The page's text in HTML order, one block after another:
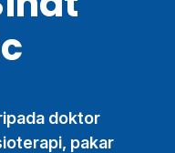
doktor
pakar